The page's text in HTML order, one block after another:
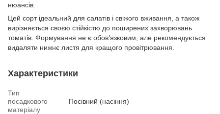
нюансів.
Цей сорт ідеальний для салатів і свіжого вживання, а також
вирізняється своєю стійкістю до поширених захворювань
томатів. Формування не є обов’язковим, але рекомендується
видаляти нижнє листя для кращого провітрювання.
Характеристики
Тип
посадкового
матеріалу
Посівний (насіння)